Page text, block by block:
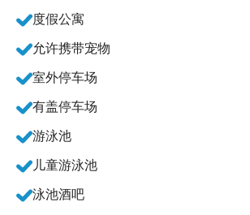
度假公寓
允许携带宠物
室外停车场
有盖停车场
游泳池
儿童游泳池
泳池酒吧